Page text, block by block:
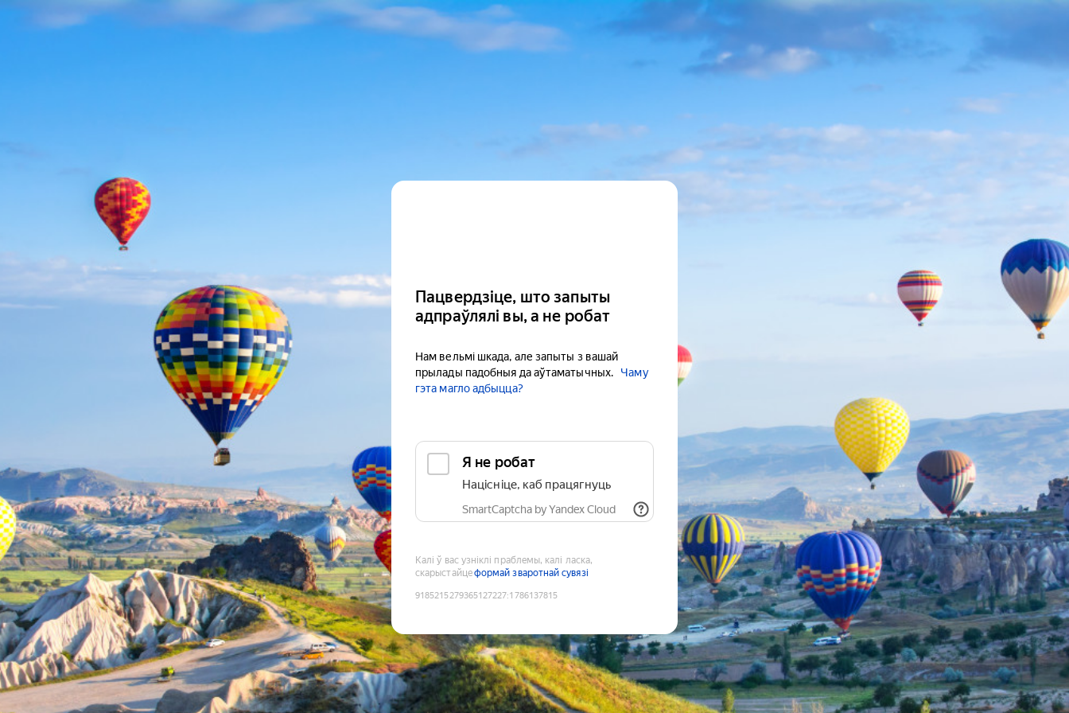
Пацвердзіце, што запыты
адпраўлялі вы, а не робат
Нам вельмі шкада, але запыты з вашай
прылады падобныя да аўтаматычных.
Чаму
гэта магло адбыцца?
Я не робат
Націсніце, каб працягнуць
SmartCaptcha by Yandex Cloud
Калі ў вас узніклі праблемы, калі ласка,
скарыстайцеформай зваротнай сувязі
9185215279365127227:1786137815